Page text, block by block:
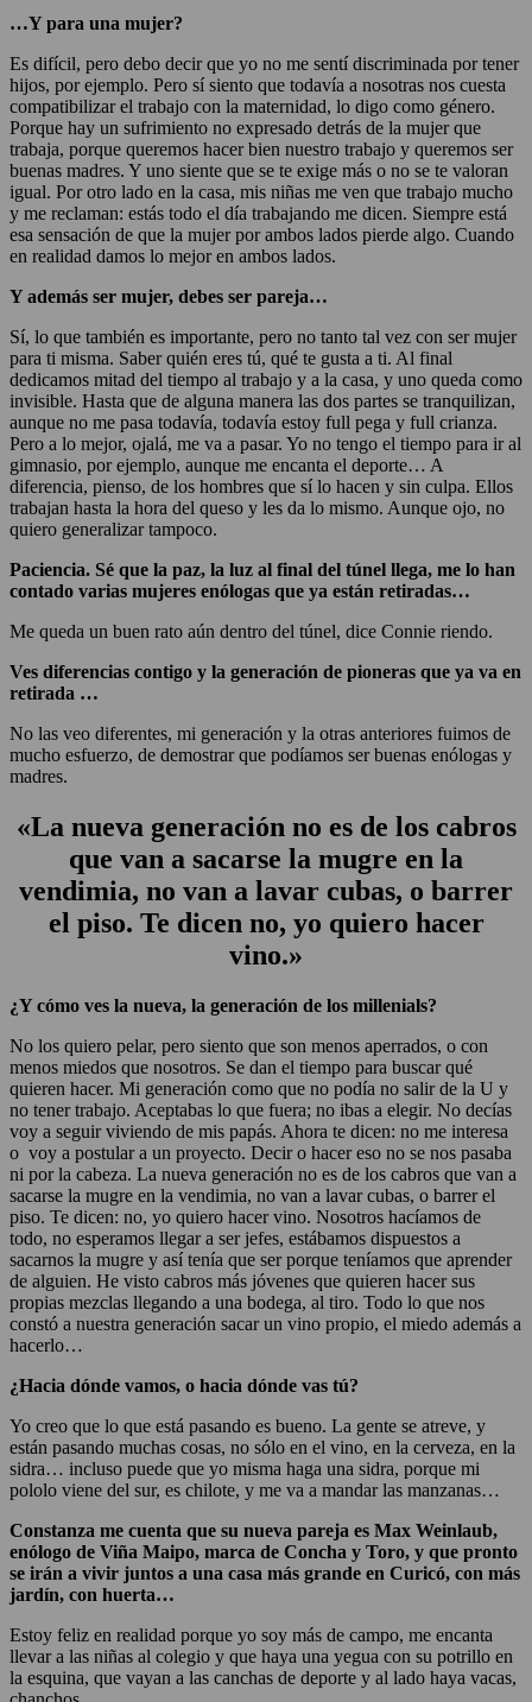
…Y para una mujer?
Es difícil, pero debo decir que yo no me sentí discriminada por tener
hijos, por ejemplo. Pero sí siento que todavía a nosotras nos cuesta
compatibilizar el trabajo con la maternidad, lo digo como género.
Porque hay un sufrimiento no expresado detrás de la mujer que
trabaja, porque queremos hacer bien nuestro trabajo y queremos ser
buenas madres. Y uno siente que se te exige más o no se te valoran
igual. Por otro lado en la casa, mis niñas me ven que trabajo mucho
y me reclaman: estás todo el día trabajando me dicen. Siempre está
esa sensación de que la mujer por ambos lados pierde algo. Cuando
en realidad damos lo mejor en ambos lados.
Y además ser mujer, debes ser pareja…
Sí, lo que también es importante, pero no tanto tal vez con ser mujer
para ti misma. Saber quién eres tú, qué te gusta a ti. Al final
dedicamos mitad del tiempo al trabajo y a la casa, y uno queda como
invisible. Hasta que de alguna manera las dos partes se tranquilizan,
aunque no me pasa todavía, todavía estoy full pega y full crianza.
Pero a lo mejor, ojalá, me va a pasar. Yo no tengo el tiempo para ir al
gimnasio, por ejemplo, aunque me encanta el deporte… A
diferencia, pienso, de los hombres que sí lo hacen y sin culpa. Ellos
trabajan hasta la hora del queso y les da lo mismo. Aunque ojo, no
quiero generalizar tampoco.
Paciencia. Sé que la paz, la luz al final del túnel llega, me lo han
contado varias mujeres enólogas que ya están retiradas…
Me queda un buen rato aún dentro del túnel, dice Connie riendo.
Ves diferencias contigo y la generación de pioneras que ya va en
retirada …
No las veo diferentes, mi generación y la otras anteriores fuimos de
mucho esfuerzo, de demostrar que podíamos ser buenas enólogas y
madres.
«La nueva generación no es de los cabros
que van a sacarse la mugre en la
vendimia, no van a lavar cubas, o barrer
el piso. Te dicen no, yo quiero hacer
vino.»
¿Y cómo ves la nueva, la generación de los millenials?
No los quiero pelar, pero siento que son menos aperrados, o con
menos miedos que nosotros. Se dan el tiempo para buscar qué
quieren hacer. Mi generación como que no podía no salir de la U y
no tener trabajo. Aceptabas lo que fuera; no ibas a elegir. No decías
voy a seguir viviendo de mis papás. Ahora te dicen: no me interesa
o voy a postular a un proyecto. Decir o hacer eso no se nos pasaba
ni por la cabeza. La nueva generación no es de los cabros que van a
sacarse la mugre en la vendimia, no van a lavar cubas, o barrer el
piso. Te dicen: no, yo quiero hacer vino. Nosotros hacíamos de
todo, no esperamos llegar a ser jefes, estábamos dispuestos a
sacarnos la mugre y así tenía que ser porque teníamos que aprender
de alguien. He visto cabros más jóvenes que quieren hacer sus
propias mezclas llegando a una bodega, al tiro. Todo lo que nos
constó a nuestra generación sacar un vino propio, el miedo además a
hacerlo…
¿Hacia dónde vamos, o hacia dónde vas tú?
Yo creo que lo que está pasando es bueno. La gente se atreve, y
están pasando muchas cosas, no sólo en el vino, en la cerveza, en la
sidra… incluso puede que yo misma haga una sidra, porque mi
pololo viene del sur, es chilote, y me va a mandar las manzanas…
Constanza me cuenta que su nueva pareja es Max Weinlaub,
enólogo de Viña Maipo, marca de Concha y Toro, y que pronto
se irán a vivir juntos a una casa más grande en Curicó, con más
jardín, con huerta…
Estoy feliz en realidad porque yo soy más de campo, me encanta
llevar a las niñas al colegio y que haya una yegua con su potrillo en
la esquina, que vayan a las canchas de deporte y al lado haya vacas,